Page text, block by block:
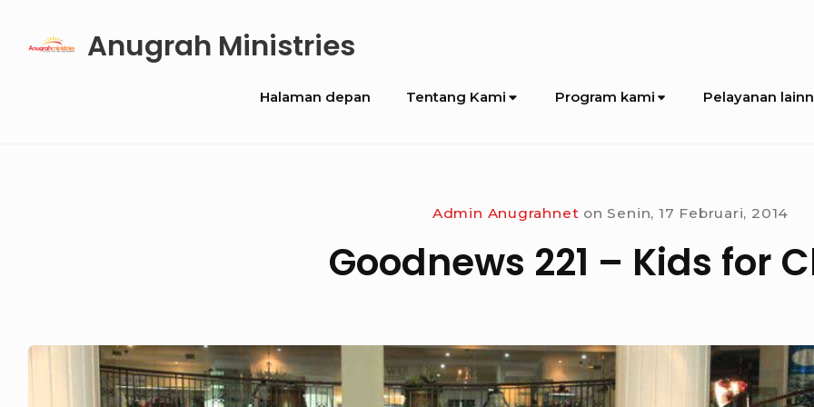
Anugrah Ministries
Site
Halaman depan Tentang Kami Program kami Pelayanan
Admin Anugrahnet on Senin, 17 Februari, 2014
Goodnews 221 – Kids for